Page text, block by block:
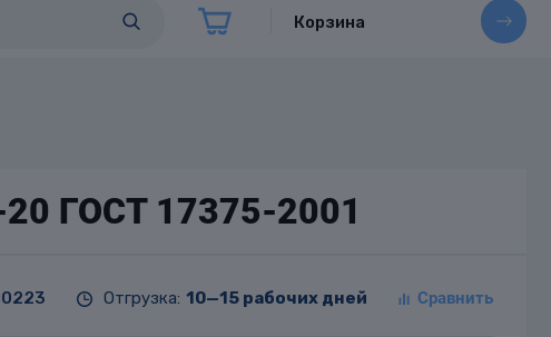
Корзина
20 ГОСТ 17375-2001
Отгрузка: 10—15 рабочих дней